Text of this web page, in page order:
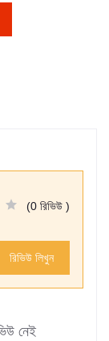
(0 রিভিউ )
রিভিউ লিখুন
নেই